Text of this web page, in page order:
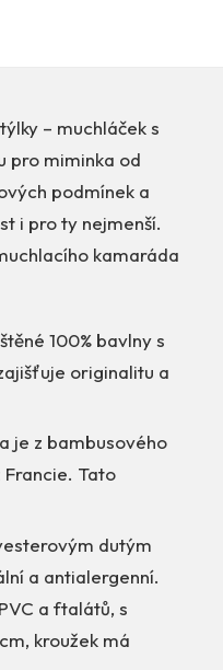
– muchláček s
pro miminka od
podmínek a
i pro ty nejmenší.
kamaráda
100% bavlny s
originalitu a
je z bambusového
Francie. Tato
dutým
a antialergenní.
a ftalátů, s
kroužek má